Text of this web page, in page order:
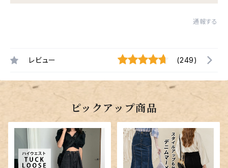
通報する
レビュー (249)
ピックアップ商品